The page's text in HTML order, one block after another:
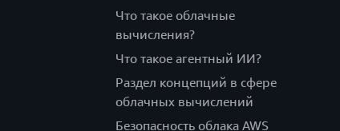
Что такое облачные
вычисления?
Что такое агентный ИИ?
Раздел концепций в сфере
облачных вычислений
Безопасность облака AWS